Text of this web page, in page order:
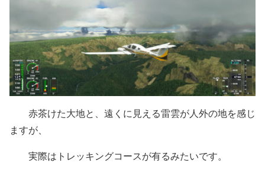
赤茶けた大地と、遠くに見える雷雲が人外の地を感じ
ますが、
実際はトレッキングコースが有るみたいです。